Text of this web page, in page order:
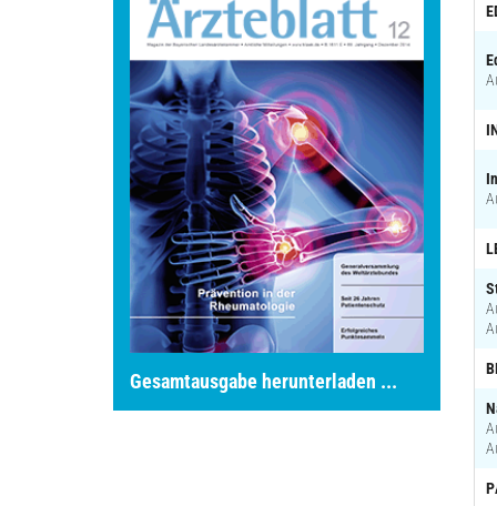
Gesamtausgabe herunterladen ...